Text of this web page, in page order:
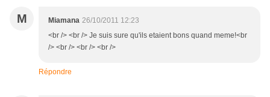
M Miamana 26/10/2011 12:23
<br /> <br /> Je suis sure qu'ils etaient bons quand meme!<br
/> <br /> <br /> <br />
Répondre